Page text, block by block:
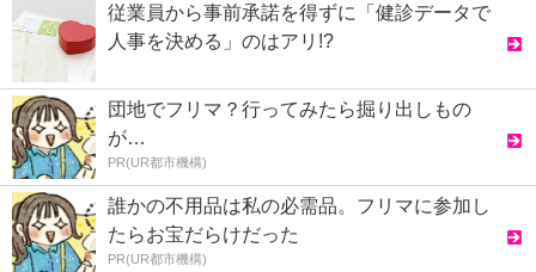
従業員から事前承諾を得ずに「健診データで
人事を決める」のはアリ!?
団地でフリマ？行ってみたら掘り出しもの
が…
PR(UR都市機構)
誰かの不用品は私の必需品。フリマに参加し
たらお宝だらけだった
PR(UR都市機構)